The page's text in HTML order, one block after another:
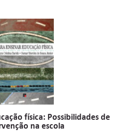
física: Possibilidades de
na escola